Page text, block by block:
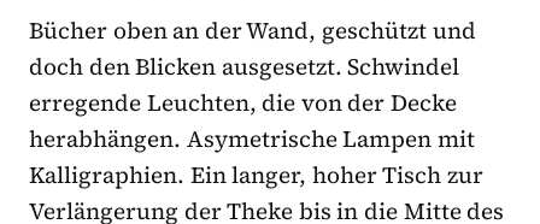
Bücher oben an der Wand, geschützt und
doch den Blicken ausgesetzt. Schwindel
erregende Leuchten, die von der Decke
herabhängen. Asymetrische Lampen mit
Kalligraphien. Ein langer, hoher Tisch zur
Verlängerung der Theke bis in die Mitte des